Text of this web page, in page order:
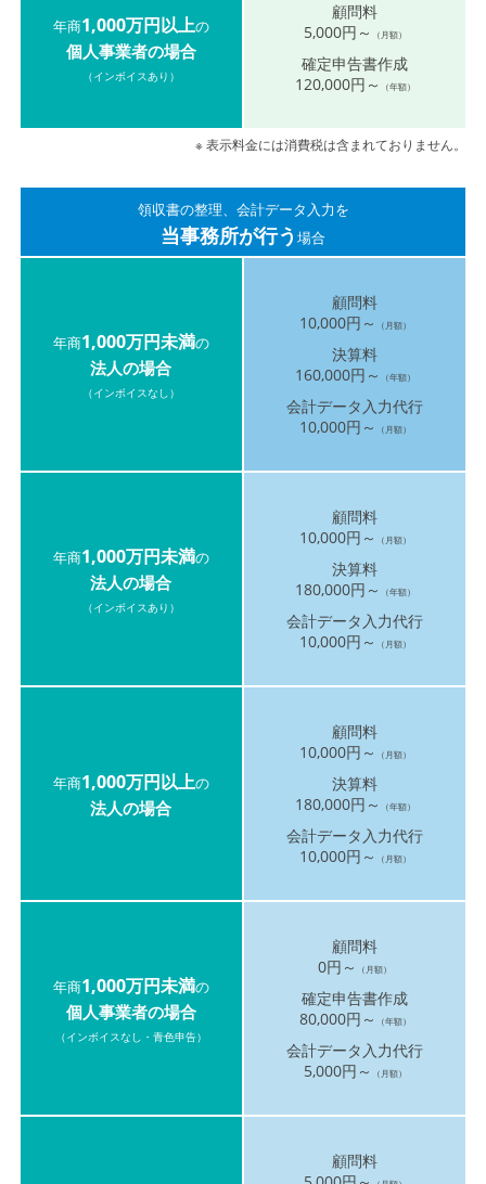
年商1,000万円以上の
個人事業者の場合
（インボイスあり）
顧問料
5,000円～
（月額）
確定申告書作成
120,000円～
（年額）
※ 表示料金には消費税は含まれておりません。
領収書の整理、会計データ入力を
当事務所が行う 場合
年商1,000万円未満の
法人の場合
（インボイスなし）
顧問料
10,000円～
（月額）
決算料
160,000円～
（年額）
会計データ入力代行
10,000円～
（月額）
年商1,000万円未満の
法人の場合
（インボイスあり）
顧問料
10,000円～
（月額）
決算料
180,000円～
（年額）
会計データ入力代行
10,000円～
（月額）
年商1,000万円以上の
法人の場合
顧問料
10,000円～
（月額）
決算料
180,000円～
（年額）
会計データ入力代行
10,000円～
（月額）
年商1,000万円未満の
個人事業者の場合
（インボイスなし・青色申告）
顧問料
0円～
（月額）
確定申告書作成
80,000円～
（年額）
会計データ入力代行
5,000円～
（月額）
顧問料